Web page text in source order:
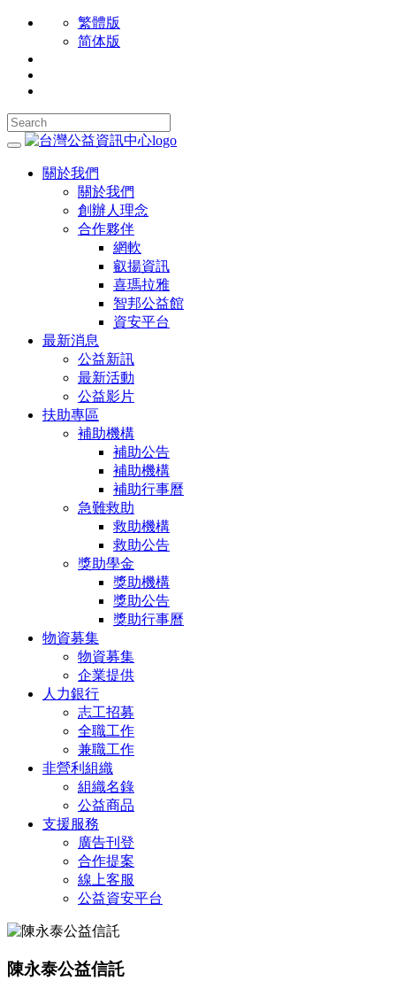
繁體版
简体版
關於我們
關於我們
創辦人理念
合作夥伴
網軟
叡揚資訊
喜瑪拉雅
智邦公益館
資安平台
最新消息
公益新訊
最新活動
公益影片
扶助專區
補助機構
補助公告
補助機構
補助行事曆
急難救助
救助機構
救助公告
獎助學金
獎助機構
獎助公告
獎助行事曆
物資募集
物資募集
企業提供
人力銀行
志工招募
全職工作
兼職工作
非營利組織
組織名錄
公益商品
支援服務
廣告刊登
合作提案
線上客服
公益資安平台
陳永泰公益信託